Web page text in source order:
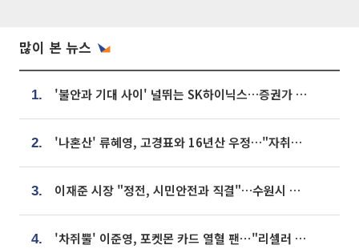
많이 본 뉴스
1. '불안과 기대 사이' 널뛰는 SK하이닉스…증권가 "HBM4·LTA 기반 펀터멘털 견고"
2. '나혼산' 류혜영, 고경표와 16년산 우정…"자취방서 부모님과 마주쳐"
3. 이재준 시장 "정전, 시민안전과 직결"…수원시 비상대응체계 가동
4. '차쥐뿔' 이준영, 포켓몬 카드 열혈 팬⋯"리셀러 처단할 것"